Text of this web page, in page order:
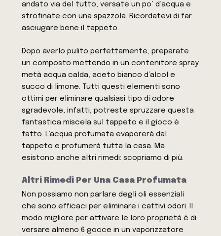
andato via del tutto, versate un po’ d’acqua e
strofinate con una spazzola. Ricordatevi di far
asciugare bene il tappeto.
Dopo averlo pulito perfettamente, preparate
un composto mettendo in un contenitore spray
metà acqua calda, aceto bianco d’alcol e
succo di limone. Tutti questi elementi sono
ottimi per eliminare qualsiasi tipo di odore
sgradevole, infatti, potreste spruzzare questa
fantastica miscela sul tappeto e il gioco è
fatto. L’acqua profumata evaporerà dal
tappeto e profumerà tutta la casa. Ma
esistono anche altri rimedi: scopriamo di più.
Altri Rimedi Per Una Casa Profumata
Non possiamo non parlare degli oli essenziali
che sono efficaci per eliminare i cattivi odori. Il
modo migliore per attivare le loro proprietà è di
versare almeno 6 gocce in un vaporizzatore